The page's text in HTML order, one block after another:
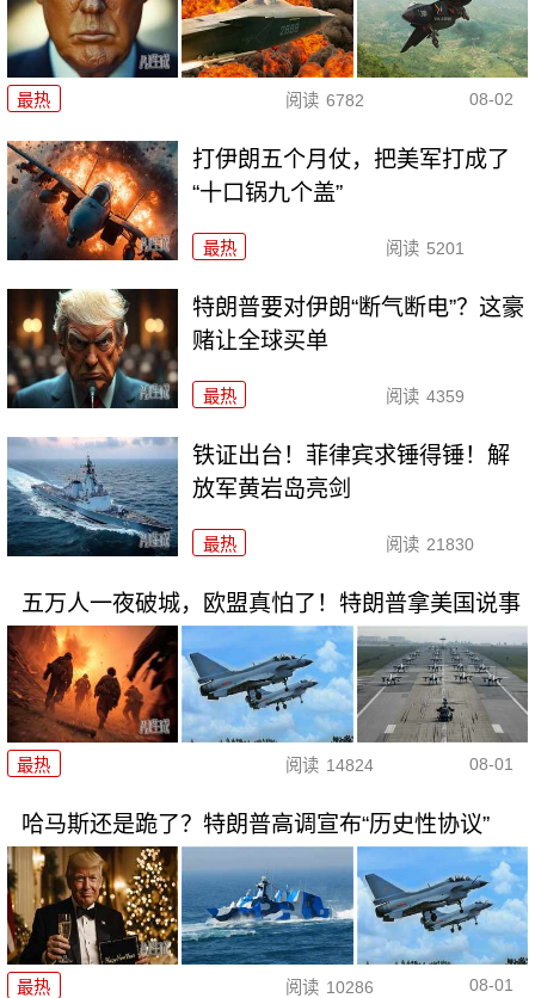
最热 阅读 6782 08-02
打伊朗五个月仗，把美军打成了
“十口锅九个盖”
最热 阅读 5201
特朗普要对伊朗“断气断电”？这豪
赌让全球买单
最热 阅读 4359
铁证出台！菲律宾求锤得锤！解
放军黄岩岛亮剑
最热 阅读 21830
五万人一夜破城，欧盟真怕了！特朗普拿美国说事
最热 阅读 14824 08-01
哈马斯还是跪了？特朗普高调宣布“历史性协议”
最热 阅读 10286 08-01